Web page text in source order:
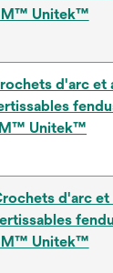
Unitek™
d'arc et
Unitek™
d'arc et
Unitek™